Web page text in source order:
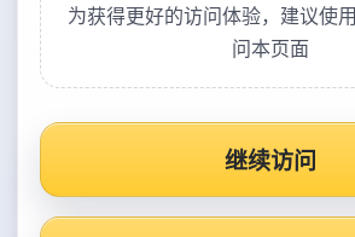
为获得更好的访问体验，建议使
问本页面
继续访问